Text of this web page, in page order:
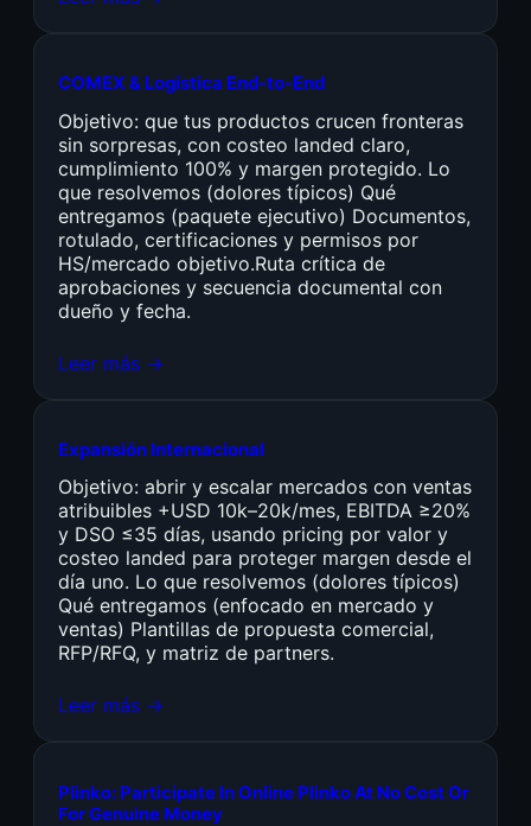
COMEX & Logística End-to-End
Objetivo: que tus productos crucen fronteras
sin sorpresas, con costeo landed claro,
cumplimiento 100% y margen protegido. Lo
que resolvemos (dolores típicos) Qué
entregamos (paquete ejecutivo) Documentos,
rotulado, certificaciones y permisos por
HS/mercado objetivo.Ruta crítica de
aprobaciones y secuencia documental con
dueño y fecha.
Leer más →
Expansión Internacional
Objetivo: abrir y escalar mercados con ventas
atribuibles +USD 10k–20k/mes, EBITDA ≥20%
y DSO ≤35 días, usando pricing por valor y
costeo landed para proteger margen desde el
día uno. Lo que resolvemos (dolores típicos)
Qué entregamos (enfocado en mercado y
ventas) Plantillas de propuesta comercial,
RFP/RFQ, y matriz de partners.
Leer más →
Plinko: Participate In Online Plinko At No Cost Or
For Genuine Money